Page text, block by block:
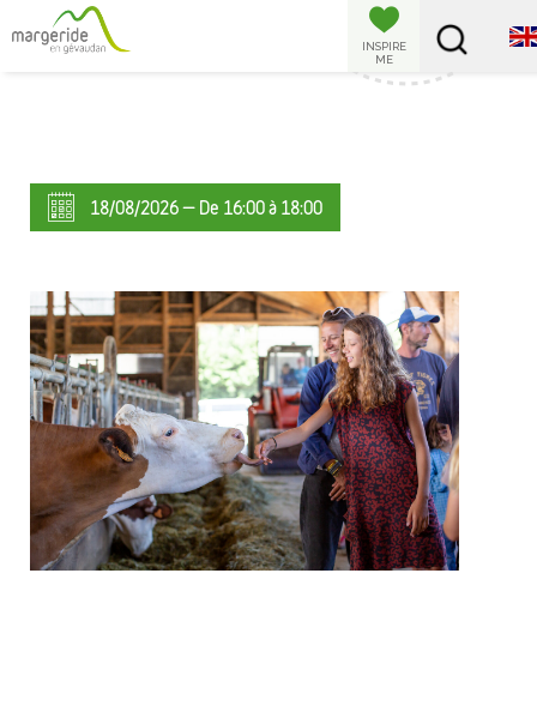
INSPIRE
ME
18/08/2026 — De 16:00 à 18:00
Cookies management panel